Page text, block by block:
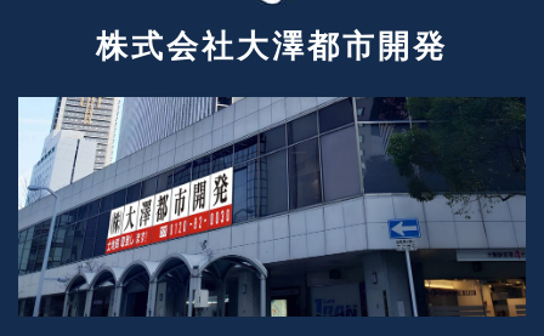
株式会社大澤都市開発